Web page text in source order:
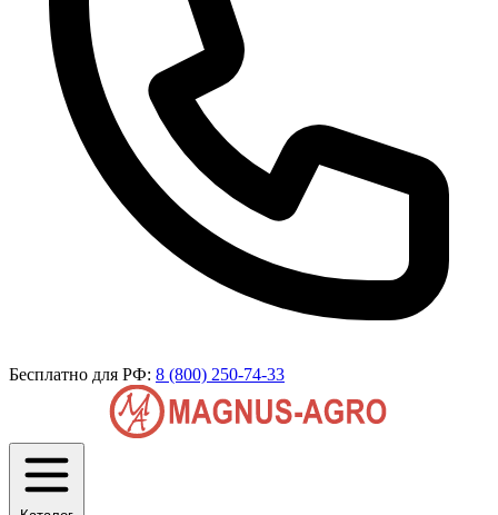
Бесплатно для РФ: 8 (800) 250-74-33